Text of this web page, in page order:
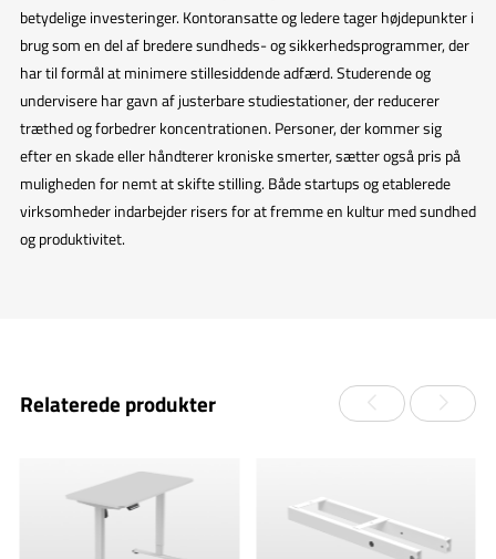
betydelige investeringer. Kontoransatte og ledere tager højdepunkter i
brug som en del af bredere sundheds- og sikkerhedsprogrammer, der
har til formål at minimere stillesiddende adfærd. Studerende og
undervisere har gavn af justerbare studiestationer, der reducerer
træthed og forbedrer koncentrationen. Personer, der kommer sig
efter en skade eller håndterer kroniske smerter, sætter også pris på
muligheden for nemt at skifte stilling. Både startups og etablerede
virksomheder indarbejder risers for at fremme en kultur med sundhed
og produktivitet.
Relaterede produkter